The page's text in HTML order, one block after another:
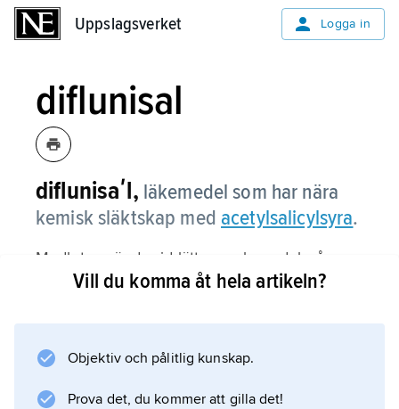
Uppslagsverket Logga in
diflunisal
diflunisaʹl, läkemedel som har nära
kemisk släktskap med acetylsalicylsyra.
Medlet används vid lättare och medelsvåra
smärttillstånd.
Vill du komma åt hela artikeln?
Objektiv och pålitlig kunskap.
Prova det, du kommer att gilla det!